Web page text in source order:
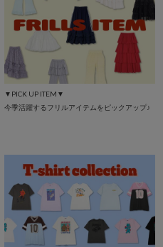
▼PICK UP ITEM▼
今季活躍するフリルアイテムをピックアップ♪